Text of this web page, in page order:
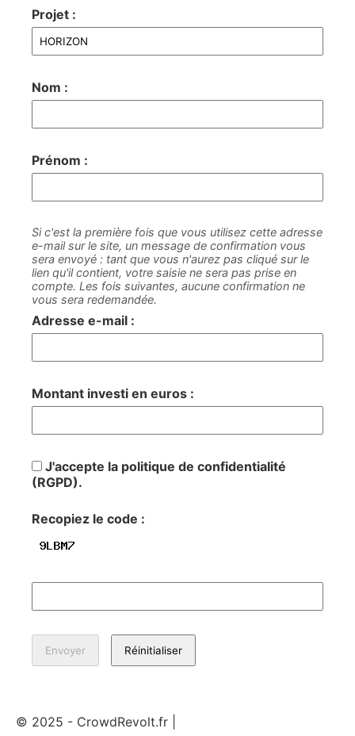
Projet :
Nom :
Prénom :
Si c'est la première fois que vous utilisez cette adresse
e-mail sur le site, un message de confirmation vous
sera envoyé : tant que vous n'aurez pas cliqué sur le
lien qu'il contient, votre saisie ne sera pas prise en
compte. Les fois suivantes, aucune confirmation ne
vous sera redemandée.
Adresse e-mail :
Montant investi en euros :
J'accepte la politique de confidentialité
(RGPD).
Recopiez le code :
© 2025 - CrowdRevolt.fr |